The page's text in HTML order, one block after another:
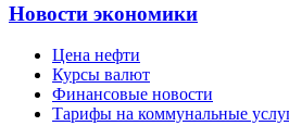
Новости экономики
Цена нефти
Курсы валют
Финансовые новости
Тарифы на коммунальные